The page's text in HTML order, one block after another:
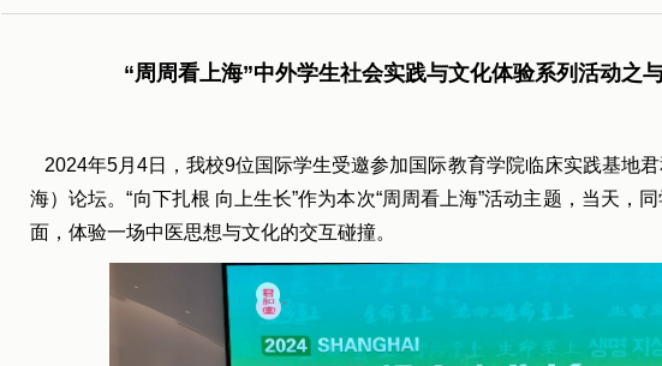
“周周看上海”中外学生社会实践与文化体验系列活动之
2024年5月4日，我校9位国际学生受邀参加国际教育学院临床实践基地
海）论坛。“向下扎根 向上生长”作为本次“周周看上海”活动主题，当天，
面，体验一场中医思想与文化的交互碰撞。